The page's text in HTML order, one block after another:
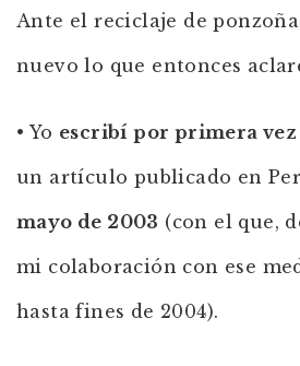
Ante el reciclaje de
nuevo lo que entonces
• Yo escribí por primera vez
un artículo publicado en
mayo de 2003 (con el que,
mi colaboración con ese
hasta fines de 2004).